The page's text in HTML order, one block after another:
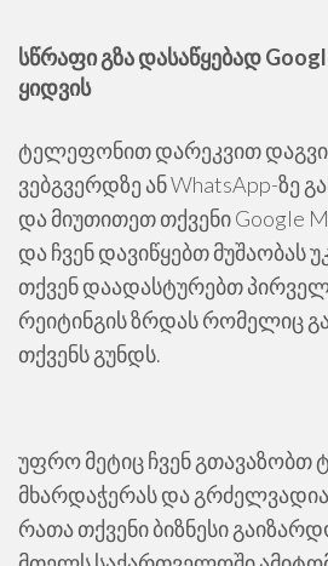
სწრაფი გზა დასაწყებად
ყიდვის
ტელეფონით დარეკვით
ვებგვერდზე ან WhatsApp-ზე
და მიუთითეთ თქვენი Google
და ჩვენ დავიწყებთ მუშაობას
თქვენ დაადასტურებთ
რეიტინგის ზრდას რომელიც
თქვენს გუნდს.
უფრო მეტიც ჩვენ გთავაზობთ
მხარდაჭერას და
რათა თქვენი ბიზნესი